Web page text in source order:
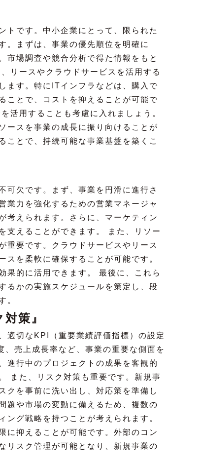
トです。中小企業にとって、限られた
。まずは、事業の優先順位を明確に
市場調査や競合分析で得た情報をもと
リースやクラウドサービスを活用する
ます。特にITインフラなどは、購入で
ことで、コストを抑えることが可能で
活用することも考慮に入れましょう。
ースを事業の成長に振り向けることが
ことで、持続可能な事業基盤を築くこ
可欠です。まず、事業を円滑に進行さ
業力を強化するための営業マネージャ
考えられます。さらに、マーケティン
支えることができます。 また、リソー
重要です。クラウドサービスやリース
スを柔軟に確保することが可能です。
果的に活用できます。 最後に、これら
るかの実施スケジュールを策定し、段
。
策』
適切なKPI（重要業績評価指標）の設定
売上成長率など、事業の重要な側面を
進行中のプロジェクトの成果を客観的
また、リスク対策も重要です。新規事
クを事前に洗い出し、対応策を準備し
題や市場の変動に備えるため、複数の
グ戦略を持つことが考えられます。
に抑えることが可能です。外部のコン
リスク管理が可能となり、新規事業の